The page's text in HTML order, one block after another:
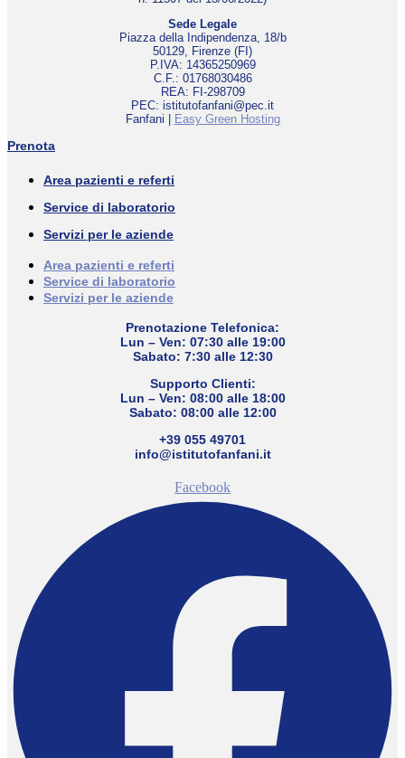
Sede Legale
Piazza della Indipendenza, 18/b
50129, Firenze (FI)
P.IVA: 14365250969
C.F.: 01768030486
REA: FI-298709
PEC: istitutofanfani@pec.it
Fanfani | Easy Green Hosting
Prenota
Area pazienti e referti
Service di laboratorio
Servizi per le aziende
Area pazienti e referti
Service di laboratorio
Servizi per le aziende
Prenotazione Telefonica:
Lun – Ven: 07:30 alle 19:00
Sabato: 7:30 alle 12:30
Supporto Clienti:
Lun – Ven: 08:00 alle 18:00
Sabato: 08:00 alle 12:00
+39 055 49701
info@istitutofanfani.it
Facebook